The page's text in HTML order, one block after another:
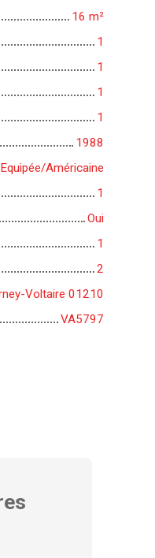
16 m²
1
1
1
1
1988
Equipée/Américaine
1
Oui
1
2
Voltaire 01210
VA5797